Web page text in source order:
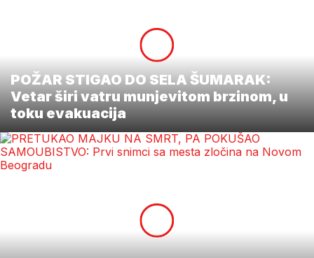
POŽAR STIGAO DO SELA ŠUMARAK:
Vetar širi vatru munjevitom brzinom, u
toku evakuacija